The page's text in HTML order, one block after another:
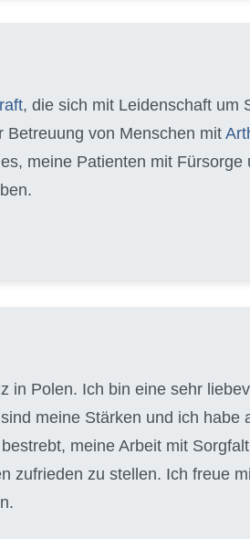
, die sich mit Leidenschaft um
Betreuung von Menschen mit
meine Patienten mit
in Polen. Ich bin eine sehr
meine Stärken und ich habe
meine Arbeit mit
zufrieden zu stellen. Ich freue